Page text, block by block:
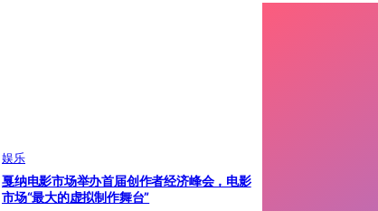
娱乐
戛纳电影市场举办首届创作者经济峰会，电影
市场“最大的虚拟制作舞台”